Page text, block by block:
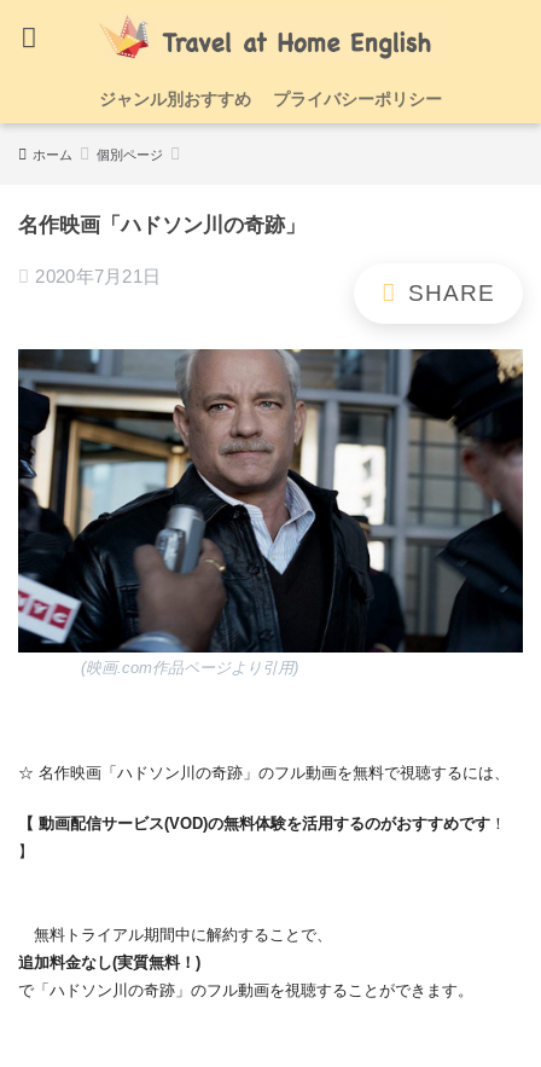
ジャンル別おすすめ プライバシーポリシー
ホーム 個別ページ
名作映画「ハドソン川の奇跡」
2020年7月21日
(映画.com作品ページより引用)
☆ 名作映画「ハドソン川の奇跡」のフル動画を無料で視聴するには、
【 動画配信サービス(VOD)の無料体験を活用するのがおすすめです ！
】
無料トライアル期間中に解約することで、
追加料金なし(実質無料！)
で「ハドソン川の奇跡」のフル動画を視聴することができます。